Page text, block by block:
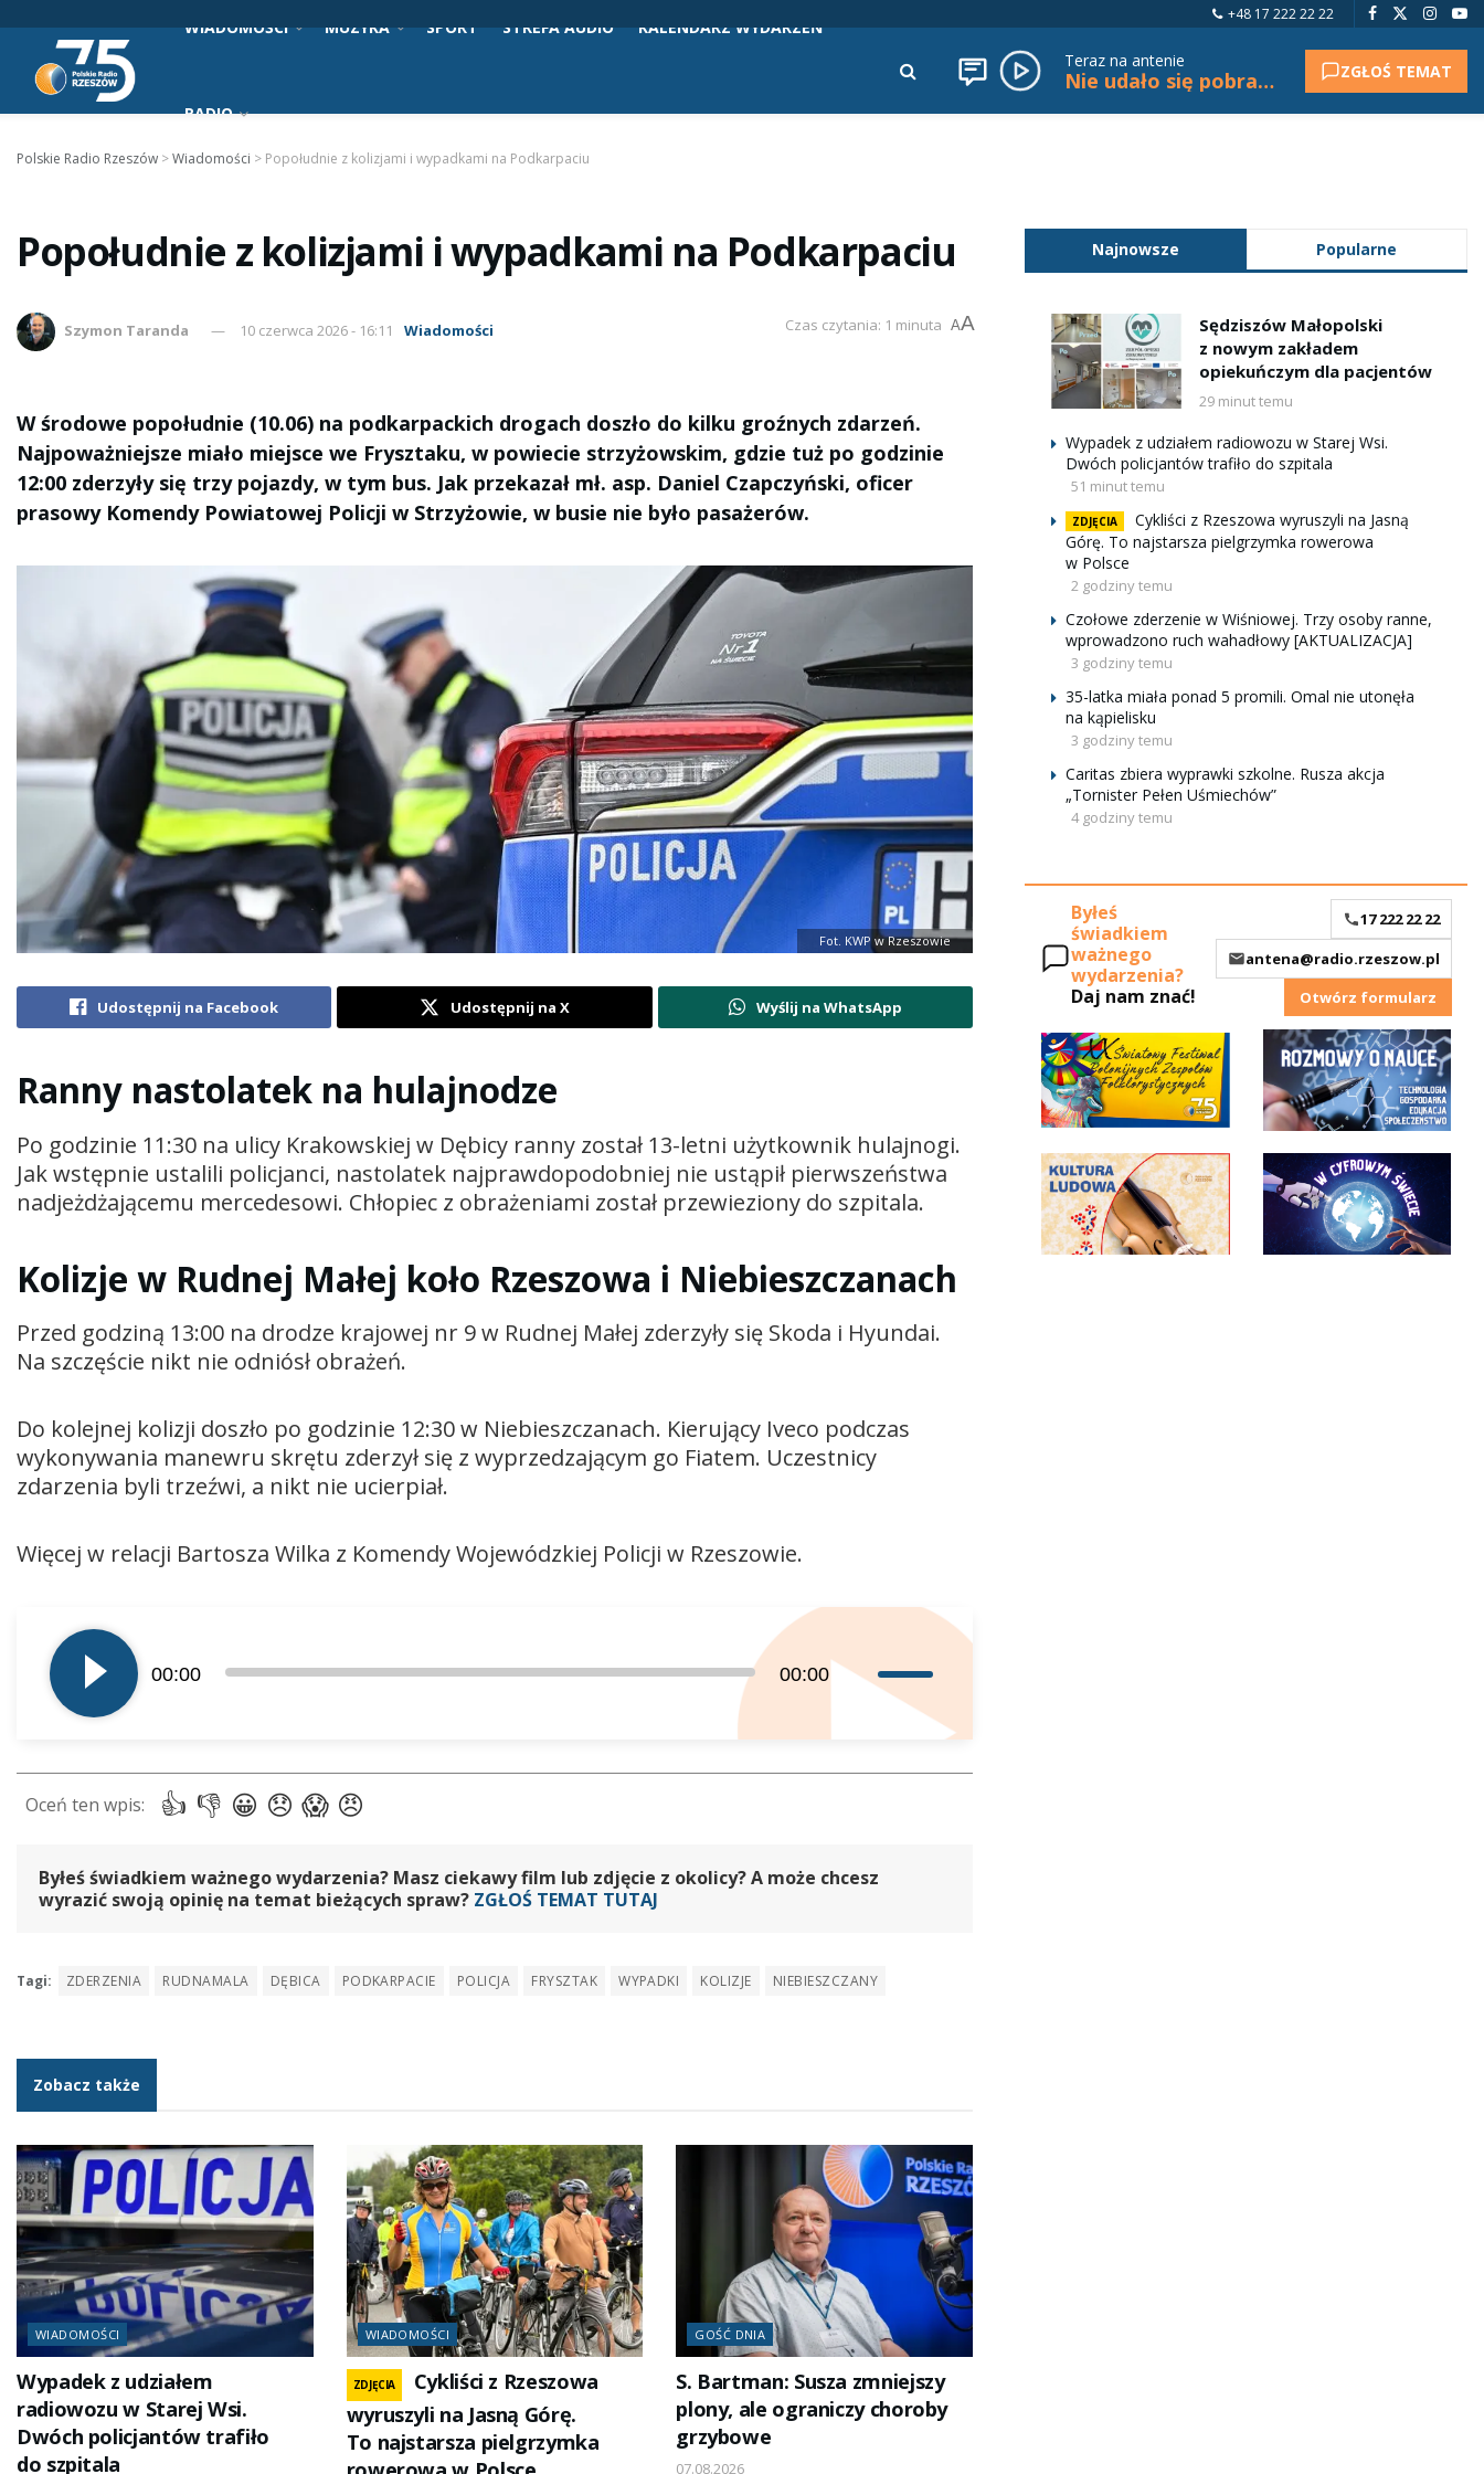
+48 17 222 22 22
WIADOMOŚCI MUZYKA SPORT STREFA AUDIO KALENDARZ WYDARZEŃ
RADIO
Teraz na antenie
Nie udało się pobrać tytułu. ZGŁOŚ TEMAT
Polskie Radio Rzeszów >Wiadomości > Popołudnie z kolizjami i wypadkami na Podkarpaciu
Popołudnie z kolizjami i wypadkami na Podkarpaciu
Szymon Taranda 10 czerwca 2026 - 16:11 Wiadomości Czas czytania: 1 minuta AA
W środowe popołudnie (10.06) na podkarpackich drogach doszło do kilku groźnych zdarzeń.
Najpoważniejsze miało miejsce we Frysztaku, w powiecie strzyżowskim, gdzie tuż po godzinie
12:00 zderzyły się trzy pojazdy, w tym bus. Jak przekazał mł. asp. Daniel Czapczyński, oficer
prasowy Komendy Powiatowej Policji w Strzyżowie, w busie nie było pasażerów.
Fot. KWP w Rzeszowie
Udostępnij na Facebook Udostępnij na X Wyślij na WhatsApp
Ranny nastolatek na hulajnodze
Po godzinie 11:30 na ulicy Krakowskiej w Dębicy ranny został 13-letni użytkownik hulajnogi.
Jak wstępnie ustalili policjanci, nastolatek najprawdopodobniej nie ustąpił pierwszeństwa
nadjeżdżającemu mercedesowi. Chłopiec z obrażeniami został przewieziony do szpitala.
Kolizje w Rudnej Małej koło Rzeszowa i Niebieszczanach
Przed godziną 13:00 na drodze krajowej nr 9 w Rudnej Małej zderzyły się Skoda i Hyundai.
Na szczęście nikt nie odniósł obrażeń.
Do kolejnej kolizji doszło po godzinie 12:30 w Niebieszczanach. Kierujący Iveco podczas
wykonywania manewru skrętu zderzył się z wyprzedzającym go Fiatem. Uczestnicy
zdarzenia byli trzeźwi, a nikt nie ucierpiał.
Więcej w relacji Bartosza Wilka z Komendy Wojewódzkiej Policji w Rzeszowie.
plików
dźwiękowych
00:00 00:00
strzałek
głośność.
Byłeś świadkiem ważnego wydarzenia? Masz ciekawy film lub zdjęcie z okolicy? A może chcesz
wyrazić swoją opinię na temat bieżących spraw? ZGŁOŚ TEMAT TUTAJ
Tagi: ZDERZENIA RUDNAMALA DĘBICA PODKARPACIE POLICJA FRYSZTAK WYPADKI KOLIZJE NIEBIESZCZANY
Zobacz także
WIADOMOŚCI
Wypadek z udziałem
radiowozu w Starej Wsi.
Dwóch policjantów trafiło
do szpitala
WIADOMOŚCI
ZDJĘCIA
Cykliści z Rzeszowa
wyruszyli na Jasną Górę.
To najstarsza pielgrzymka
GOŚĆ DNIA
S. Bartman: Susza zmniejszy
plony, ale ograniczy choroby
grzybowe
07.08.2026
Najnowsze Popularne
Sędziszów Małopolski
z nowym zakładem
opiekuńczym dla pacjentów
29 minut temu
Wypadek z udziałem radiowozu w Starej Wsi.
Dwóch policjantów trafiło do szpitala
51 minut temu
ZDJĘCIA
Cykliści z Rzeszowa wyruszyli na Jasną
Górę. To najstarsza pielgrzymka rowerowa
w Polsce
2 godziny temu
Czołowe zderzenie w Wiśniowej. Trzy osoby ranne,
wprowadzono ruch wahadłowy [AKTUALIZACJA]
3 godziny temu
35-latka miała ponad 5 promili. Omal nie utonęła
na kąpielisku
3 godziny temu
Caritas zbiera wyprawki szkolne. Rusza akcja
„Tornister Pełen Uśmiechów”
4 godziny temu
Byłeś
świadkiem
ważnego
wydarzenia?
Daj nam znać!
17 222 22 22
antena@radio.rzeszow.pl
Otwórz formularz